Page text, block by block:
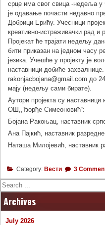
срце има свог свица -недеља у
је одавање почасти недавно
Добрици Ерићу. Учесници
креативно-истраживачки рад и
Пројекат ће трајати недељу
бити приказан на једном часу
језика. Учешће у пројекту је
наставници добиће
rakonjacbojana@gmail.com до
мају (недељу сами бирате).
Аутори пројекта су наставници
ОШ,,Ђорђе Симеоновић“:
Бојана Ракоњац, наставник
Ана Пајкић, наставник
Наташа Милојевић, наставник
Category: Вести 3
Search
Archives
July 2026